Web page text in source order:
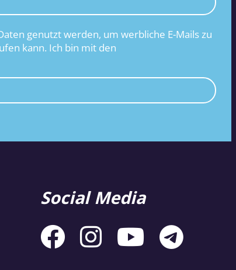
genutzt werden, um werbliche E-Mails zu
kann. Ich bin mit den
Social Media